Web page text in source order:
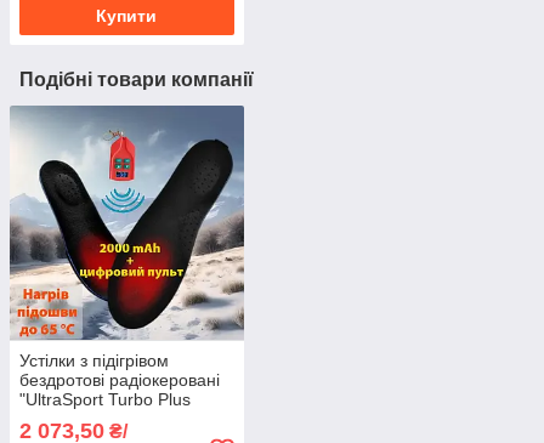
Купити
Подібні товари компанії
Устілки з підігрівом
бездротові радіокеровані
"UltraSport Turbo Plus
пультом 35-60 °C L
2 073,50 ₴/